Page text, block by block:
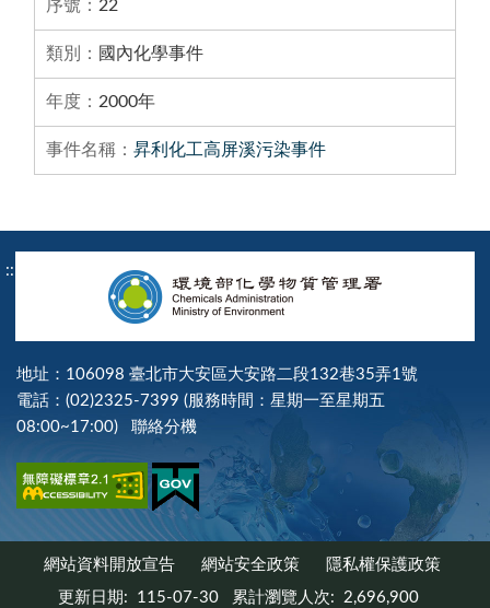
22
國內化學事件
2000年
昇利化工高屏溪污染事件
:::
地址：106098 臺北市大安區大安路二段132巷35弄1號
電話：(02)2325-7399 (服務時間：星期一至星期五
08:00~17:00) 聯絡分機
網站資料開放宣告 網站安全政策 隱私權保護政策
更新日期: 115-07-30 累計瀏覽人次: 2,696,900